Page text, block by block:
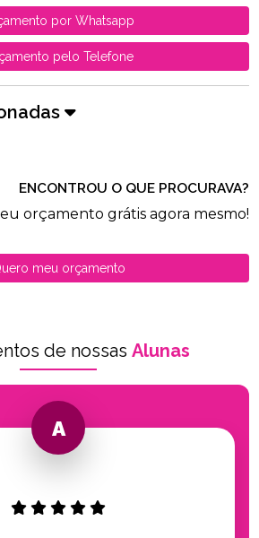
por Whatsapp
pelo Telefone
ENCONTROU O QUE PROCURAVA?
orçamento grátis agora mesmo!
meu orçamento
de nossas Alunas